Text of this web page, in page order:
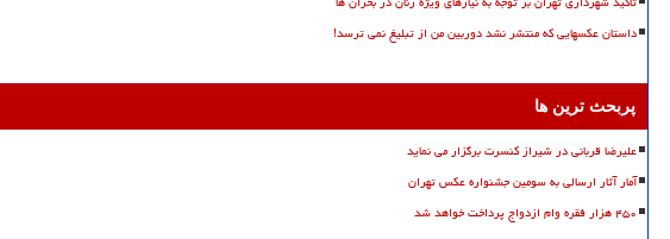
داستان عکسهایی که منتشر نشد دوربین من از تبلیغ نمی ترسد!
پربحث ترین ها
علیرضا قربانی در شیراز کنسرت برگزار می نماید
آمار آثار ارسالی به سومین جشنواره عکس تهران
۴۵۰ هزار فقره وام ازدواج پرداخت خواهد شد